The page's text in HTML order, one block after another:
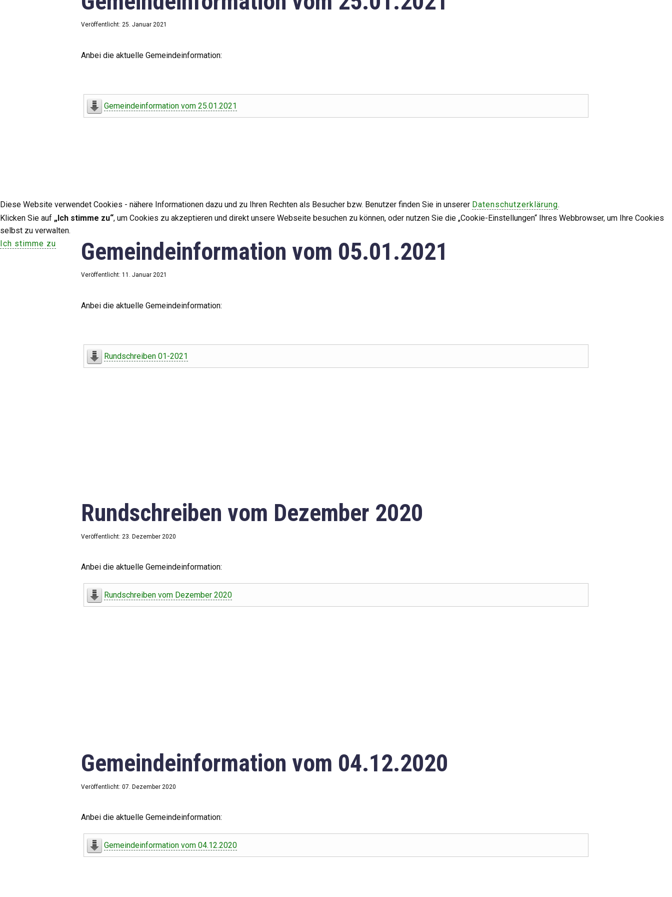
Veröffentlicht: 25. Januar 2021
Anbei die aktuelle Gemeindeinformation:
Gemeindeinformation vom 25.01.2021
Gemeindeinformation vom 05.01.2021
Veröffentlicht: 11. Januar 2021
Anbei die aktuelle Gemeindeinformation:
Rundschreiben 01-2021
Rundschreiben vom Dezember 2020
Veröffentlicht: 23. Dezember 2020
Anbei die aktuelle Gemeindeinformation:
Rundschreiben vom Dezember 2020
Gemeindeinformation vom 04.12.2020
Veröffentlicht: 07. Dezember 2020
Anbei die aktuelle Gemeindeinformation:
Gemeindeinformation vom 04.12.2020
Diese Website verwendet Cookies - nähere Informationen dazu und zu Ihren Rechten als Besucher bzw. Benutzer finden Sie in unserer Datenschutzerklärung.
Klicken Sie auf „Ich stimme zu“, um Cookies zu akzeptieren und direkt unsere Webseite besuchen zu können, oder nutzen Sie die „Cookie-Einstellungen“ Ihres Webbrowser, um Ihre Cookies
selbst zu verwalten.
Ich stimme zu